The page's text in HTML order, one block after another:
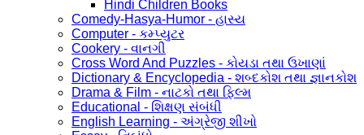
Hindi Children Books
Comedy-Hasya-Humor - હાસ્ય
Computer - કમ્પ્યુટર
Cookery - વાનગી
Cross Word And Puzzles - કોયડા તથા ઉખાણાં
Dictionary & Encyclopedia - શબ્દકોશ તથા જ્ઞાનકોશ
Drama & Film - નાટકો તથા ફિલ્મ
Educational - શિક્ષણ સંબંધી
English Learning - અંગ્રેજી શીખો